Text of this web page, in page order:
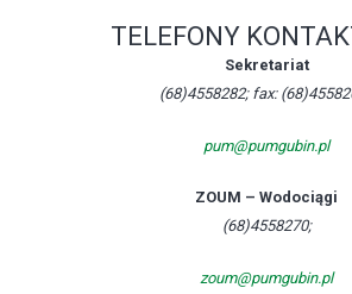
TELEFONY
Sekretariat
(68)4558282; fax:
pum@pumgubin.pl
ZOUM – Wodociągi
(68)4558270;
zoum@pumgubin.pl